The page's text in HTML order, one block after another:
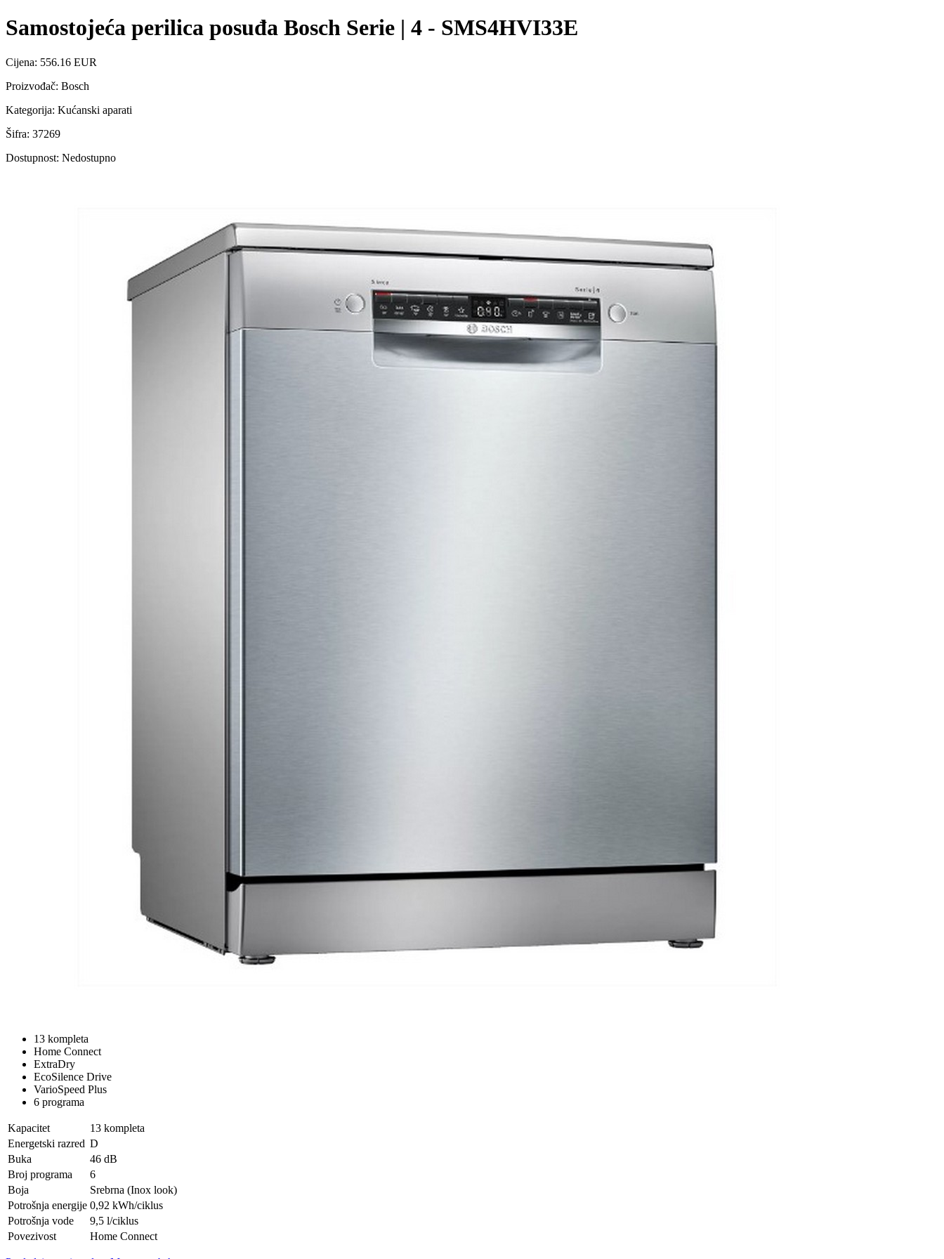
Samostojeća perilica posuđa Bosch Serie | 4 - SMS4HVI33E
Cijena: 556.16 EUR
Proizvođač: Bosch
Kategorija: Kućanski aparati
Šifra: 37269
Dostupnost: Nedostupno
13 kompleta
Home Connect
ExtraDry
EcoSilence Drive
VarioSpeed Plus
6 programa
Kapacitet
13 kompleta
Energetski razred D
Buka
46 dB
Broj programa
6
Boja
Srebrna (Inox look)
Potrošnja energije 0,92 kWh/ciklus
Potrošnja vode
9,5 l/ciklus
Povezivost
Home Connect